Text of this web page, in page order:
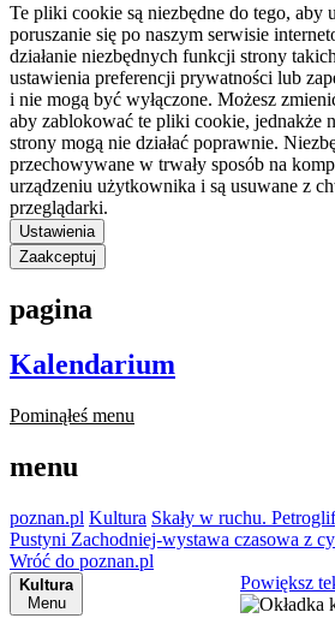
Te pliki cookie są niezbędne do tego, aby
poruszanie się po naszym serwisie
działanie niezbędnych funkcji strony
ustawienia preferencji prywatności lub
i nie mogą być wyłączone. Możesz
aby zablokować te pliki cookie, jednakże
strony mogą nie działać poprawnie.
przechowywane w trwały sposób na
urządzeniu użytkownika i są usuwane z
przeglądarki.
Ustawienia
Zaakceptuj
pagina
Kalendarium
Pominąłeś menu
menu
poznan.pl Kultura Skały w ruchu.
Pustyni Zachodniej-wystawa czasowa z
Wróć do poznan.pl
Kultura
Menu
Powiększ